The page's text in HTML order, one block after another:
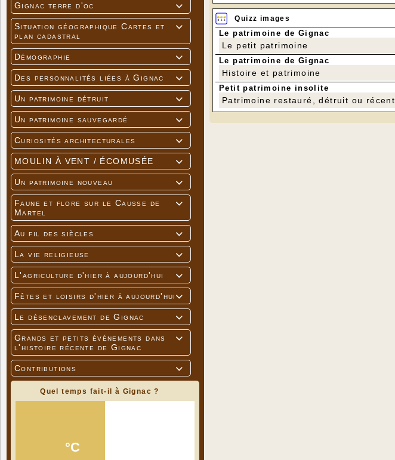

Gignac terre d'oc

Situation géographique Cartes et
plan cadastral

Démographie

Des personnalités liées à Gignac

Un patrimoine détruit

Un patrimoine sauvegardé

Curiosités architecturales

MOULIN À VENT / ÉCOMUSÉE

Un patrimoine nouveau

Faune et flore sur le Causse de
Martel

Au fil des siècles

La vie religieuse

L'agriculture d'hier à aujourd'hui

Fêtes et loisirs d'hier à aujourd'hui

Le désenclavement de Gignac

Grands et petits événements dans
l'histoire récente de Gignac

Contributions
Quel temps fait-il à Gignac ?
Quizz images
Le patrimoine de Gignac
Le petit patrimoine
Le patrimoine de Gignac
Histoire et patrimoine
Petit patrimoine insolite
Patrimoine restauré, détruit ou récent